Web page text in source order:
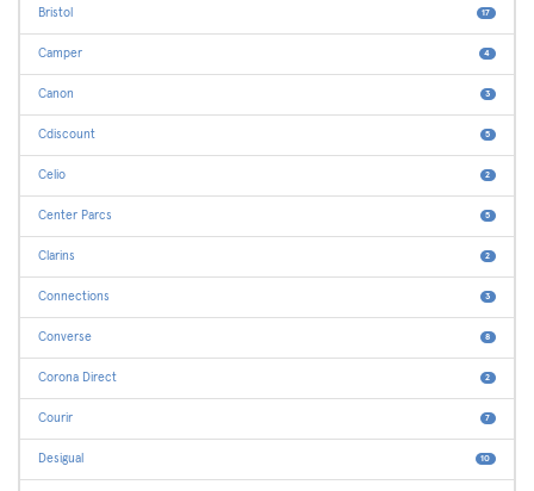
Bristol 17
Camper 4
Canon 3
Cdiscount 5
Celio 2
Center Parcs 5
Clarins 2
Connections 3
Converse 8
Corona Direct 2
Courir 7
Desigual 10